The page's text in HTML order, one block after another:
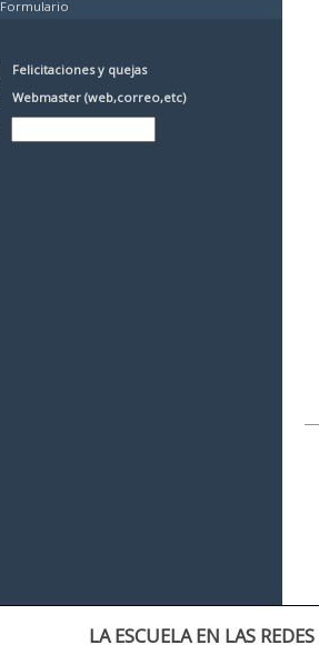
Formulario
Felicitaciones y quejas
Webmaster (web,correo,etc)
LA ESCUELA EN LAS REDES